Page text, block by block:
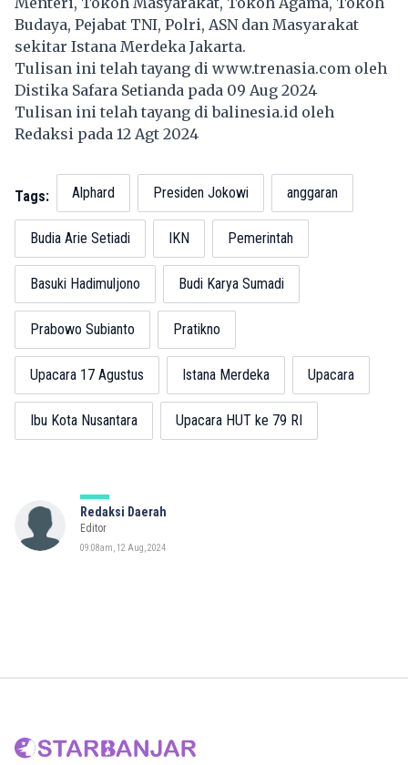
Budaya, Pejabat TNI, Polri, ASN dan Masyarakat
sekitar Istana Merdeka Jakarta.
Tulisan ini telah tayang di www.trenasia.com oleh
Distika Safara Setianda pada 09 Aug 2024
Tulisan ini telah tayang dibalinesia.id oleh
Redaksi pada 12 Agt 2024
Tags: Alphard Presiden Jokowi anggaran
Budia Arie Setiadi IKN Pemerintah
Basuki Hadimuljono Budi Karya Sumadi
Prabowo Subianto Pratikno
Upacara 17 Agustus Istana Merdeka Upacara
Ibu Kota Nusantara Upacara HUT ke 79 RI
Redaksi Daerah
Editor
09:08am, 12 Aug, 2024